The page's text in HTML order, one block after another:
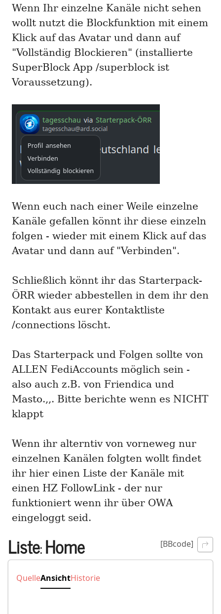
Wenn Ihr einzelne Kanäle nicht sehen
wollt nutzt die Blockfunktion mit einem
Klick auf das Avatar und dann auf
"Vollständig Blockieren" (installierte
SuperBlock App /superblock ist
Voraussetzung).
Wenn euch nach einer Weile einzelne
Kanäle gefallen könnt ihr diese einzeln
folgen - wieder mit einem Klick auf das
Avatar und dann auf "Verbinden".
Schließlich könnt ihr das Starterpack-
ÖRR wieder abbestellen in dem ihr den
Kontakt aus eurer Kontaktliste
/connections löscht.
Das Starterpack und Folgen sollte von
ALLEN FediAccounts möglich sein -
also auch z.B. von Friendica und
Masto.,,. Bitte berichte wenn es NICHT
klappt
Wenn ihr alterntiv von vorneweg nur
einzelnen Kanälen folgten wollt findet
ihr hier einen Liste der Kanäle mit
einen HZ FollowLink - der nur
funktioniert wenn ihr über OWA
eingeloggt seid.
[BBcode]
Liste: Home
QuelleAnsichtHistorie